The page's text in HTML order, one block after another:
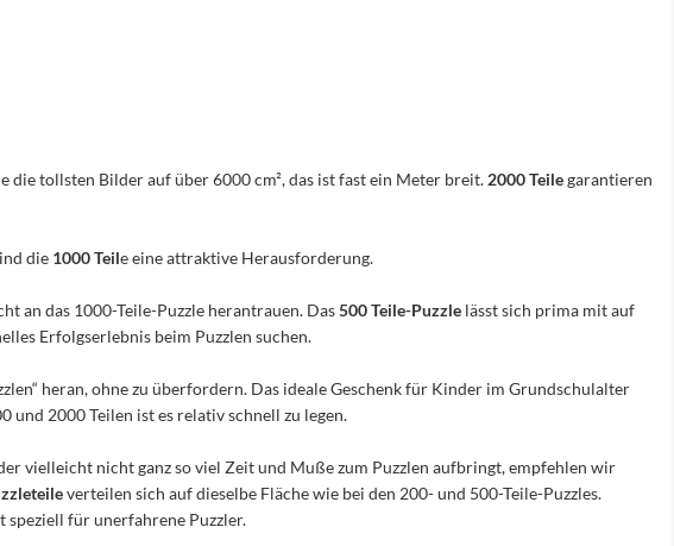
die tollsten Bilder auf über 6000 cm², das ist fast ein Meter breit. 2000 Teilegarantieren
die 1000 Teile eine attraktive Herausforderung.
an das 1000-Teile-Puzzle herantrauen. Das500 Teile-Puzzle lässt sich prima mit auf
Erfolgserlebnis beim Puzzlen suchen.
heran, ohne zu überfordern. Das ideale Geschenk für Kinder im Grundschulalter
und 2000 Teilen ist es relativ schnell zu legen.
vielleicht nicht ganz so viel Zeit und Muße zum Puzzlen aufbringt, empfehlen wir
verteilen sich auf dieselbe Fläche wie bei den 200- und 500-Teile-Puzzles.
speziell für unerfahrene Puzzler.